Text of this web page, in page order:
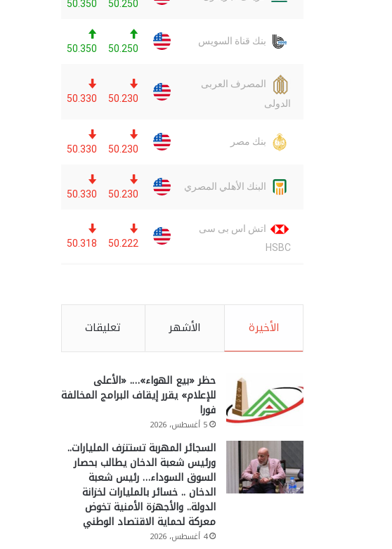
الأخيرة الأشهر تعليقات
حظر «بيع الهواء»…. «الأعلى
للإعلام» يقرر إيقاف البرامج المخالفة
فورا
5 أغسطس، 2026
السجائر المهربة تستنزف المليارات..
ورئيس شعبة الدخان يطالب بحصار
السوق السوداء… رئيس شعبة
الدخان .. خسائر بالمليارات لخزانة
الدولة.. والأجهزة الأمنية تخوض
معركة لحماية الاقتصاد الوطني
4 أغسطس، 2026